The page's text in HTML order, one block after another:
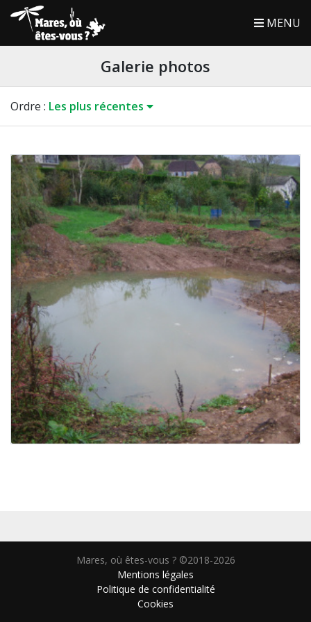
MENU
Galerie photos
Ordre : Les plus récentes
Mares, où êtes-vous ? ©2018-2026
Mentions légales
Politique de confidentialité
Cookies